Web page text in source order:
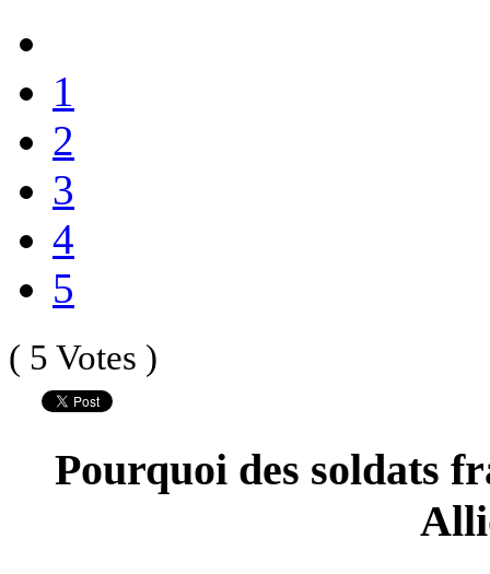
1
2
3
4
5
( 5 Votes )
Pourquoi des soldats